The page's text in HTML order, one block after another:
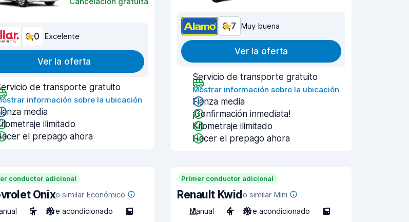
9,0 Excelente
Ver la oferta
de transporte gratuito
información sobre la ubicación
media
ilimitado
el prepago ahora
8,7 Muy buena
Ver la oferta
Servicio de transporte gratuito
Mostrar información sobre la ubicación
Fianza media
¡Confirmación inmediata!
Kilometraje ilimitado
Hacer el prepago ahora
conductor adicional
Onixo similar Económico
5 Aire acondicionado 5
Primer conductor adicional
Renault Kwido similar Mini
Manual
4 Aire acondicionado 5